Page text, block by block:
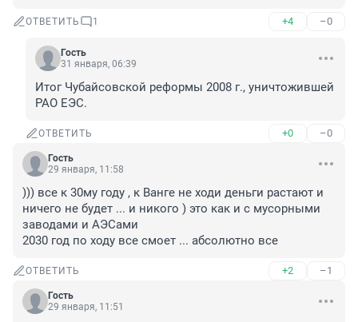
ОТВЕТИТЬ 1 +4 –0
Гость
31 января, 06:39
Итог Чубайсовской реформы 2008 г., уничтожившей
РАО ЕЭС.
ОТВЕТИТЬ +0 –0
Гость
29 января, 11:58
))) все к 30му году , к Ванге не ходи деньги растают и
ничего не будет ... и никого ) это как и с мусорными
заводами и АЭСами
2030 год по ходу все смоет ... абсолютно все
ОТВЕТИТЬ +2 –1
Гость
29 января, 11:51